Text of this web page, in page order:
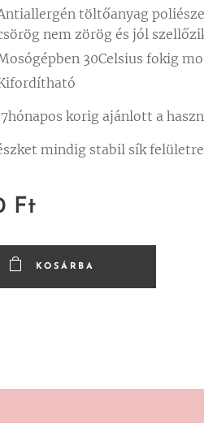
töltőanyag
nem zörög és jól
30Celsius fokig
korig ajánlott a
mindig stabil sík
Ft
KOSÁRBA